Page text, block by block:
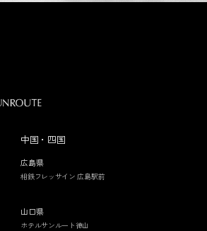
中国・四国
広島県
相鉄フレッサイン 広島駅前
山口県
ホテルサンルート徳山